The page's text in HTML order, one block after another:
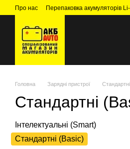
Перейти до основного контенту
Про нас Перепаковка акумуляторів
Головна Зарядні пристрої
Стандартні
Інтелектуальні (Smart)
Стандартні (Basic)